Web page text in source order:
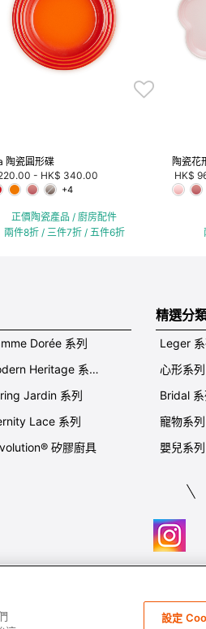
陶瓷圓形碟
- HK$ 340.00
+4
正價陶瓷產品 / 廚房配件
兩件8折 / 三件7折 / 五件6折
陶瓷花
HK$
Dorée 系列
Modern Heritage 系列
Jardin 系列
Lace 系列
矽膠廚具
精選分
Leger
心形系列
Bridal 系
寵物系列
嬰兒系列
設定